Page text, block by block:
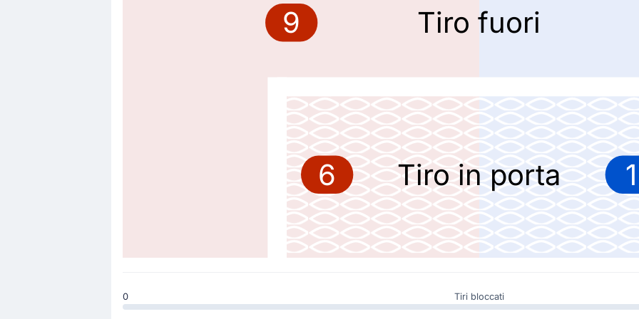
Kendrys Jesus Silva Guzman
Kendrys Silva (UCV FC) è finito sul taccuino dell'arbitro Flavio Rodrigues de Souza per un cartellino giallo.
9 Tiro fuori
6 Tiro in porta 1
0 Tiri bloccati